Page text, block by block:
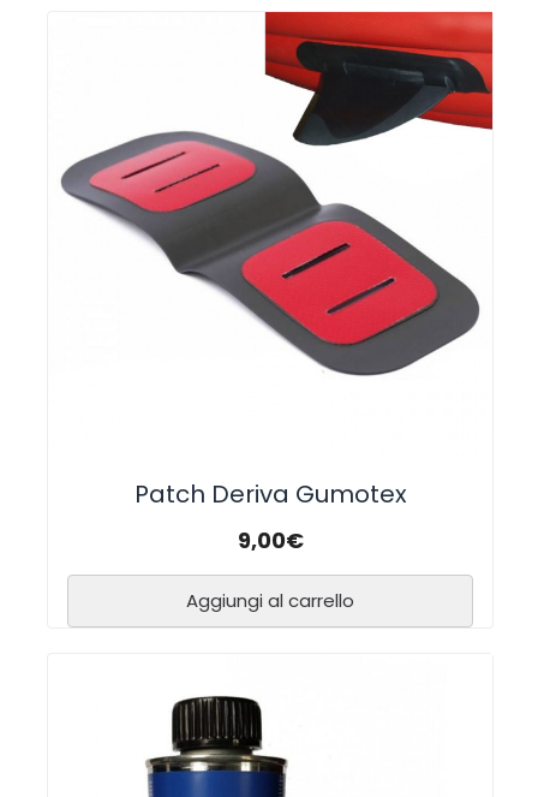
Patch Deriva Gumotex
9,00€
Aggiungi al carrello